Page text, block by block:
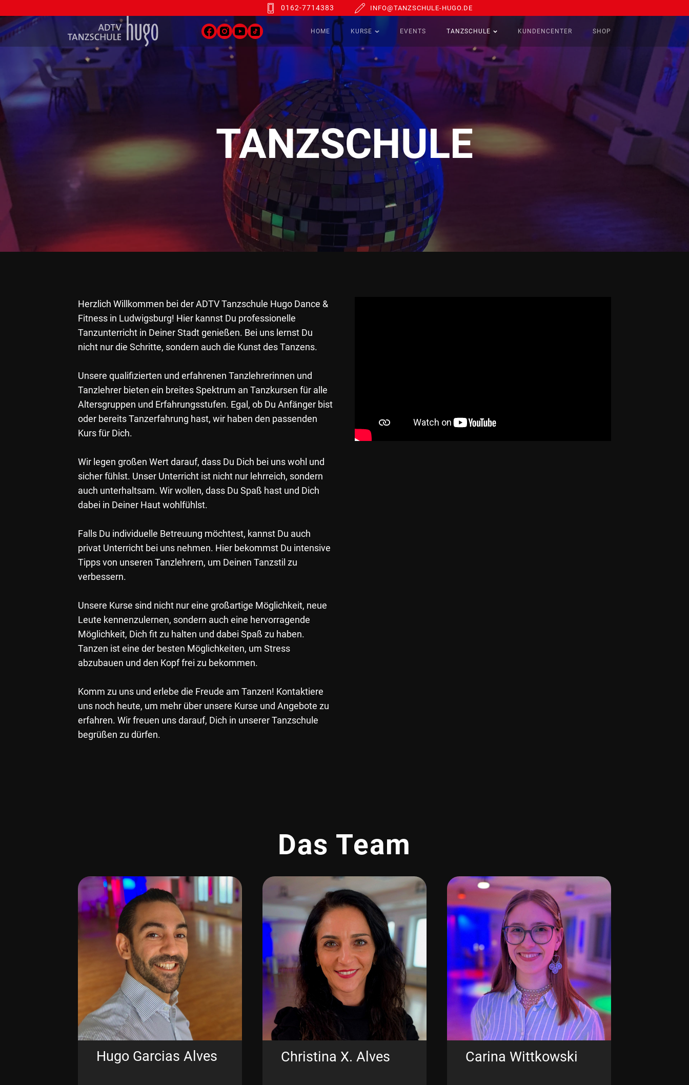
0162-7714383 INFO@TANZSCHULE-HUGO.DE
HOME KURSE EVENTS TANZSCHULE KUNDENCENTER SHOP
TANZSCHULE
Herzlich Willkommen bei der ADTV Tanzschule Hugo Dance &
Fitness in Ludwigsburg! Hier kannst Du professionelle
Tanzunterricht in Deiner Stadt genießen. Bei uns lernst Du
nicht nur die Schritte, sondern auch die Kunst des Tanzens.
Unsere qualifizierten und erfahrenen Tanzlehrerinnen und
Tanzlehrer bieten ein breites Spektrum an Tanzkursen für alle
Altersgruppen und Erfahrungsstufen. Egal, ob Du Anfänger bist
oder bereits Tanzerfahrung hast, wir haben den passenden
Kurs für Dich.
Wir legen großen Wert darauf, dass Du Dich bei uns wohl und
sicher fühlst. Unser Unterricht ist nicht nur lehrreich, sondern
auch unterhaltsam. Wir wollen, dass Du Spaß hast und Dich
dabei in Deiner Haut wohlfühlst.
Falls Du individuelle Betreuung möchtest, kannst Du auch
privat Unterricht bei uns nehmen. Hier bekommst Du intensive
Tipps von unseren Tanzlehrern, um Deinen Tanzstil zu
verbessern.
Unsere Kurse sind nicht nur eine großartige Möglichkeit, neue
Leute kennenzulernen, sondern auch eine hervorragende
Möglichkeit, Dich fit zu halten und dabei Spaß zu haben.
Tanzen ist eine der besten Möglichkeiten, um Stress
abzubauen und den Kopf frei zu bekommen.
Komm zu uns und erlebe die Freude am Tanzen! Kontaktiere
uns noch heute, um mehr über unsere Kurse und Angebote zu
erfahren. Wir freuen uns darauf, Dich in unserer Tanzschule
begrüßen zu dürfen.
Das Team
Hugo Garcias Alves Christina X. Alves Carina Wittkowski